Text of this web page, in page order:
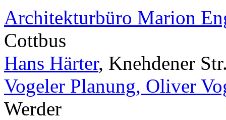
Architekturbüro Marion
Cottbus
Hans Härter, Knehdener
Vogeler Planung, Oliver
Werder